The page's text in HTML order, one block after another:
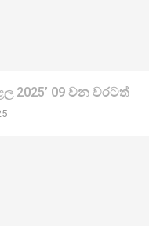
2025’ 09 වන වරටත්